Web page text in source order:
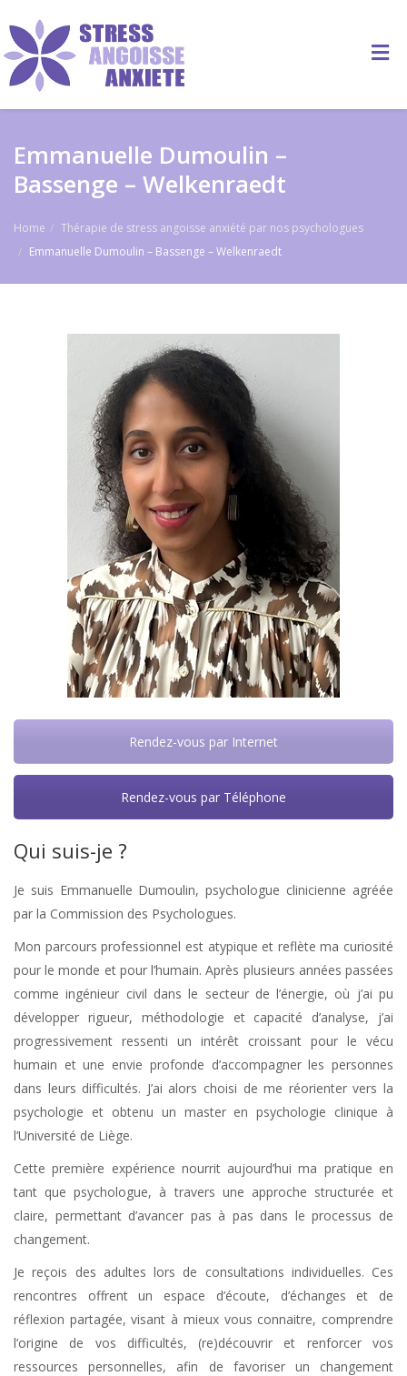
Emmanuelle Dumoulin –
Bassenge – Welkenraedt
Home
Thérapie de stress angoisse anxiété par nos psychologues
Emmanuelle Dumoulin – Bassenge – Welkenraedt
Qui suis-je ?
Je suis Emmanuelle Dumoulin, psychologue clinicienne agréée
par la Commission des Psychologues.
Mon parcours professionnel est atypique et reflète ma curiosité
pour le monde et pour l’humain. Après plusieurs années passées
comme ingénieur civil dans le secteur de l’énergie, où j’ai pu
développer rigueur, méthodologie et capacité d’analyse, j’ai
progressivement ressenti un intérêt croissant pour le vécu
humain et une envie profonde d’accompagner les personnes
dans leurs difficultés. J’ai alors choisi de me réorienter vers la
psychologie et obtenu un master en psychologie clinique à
l’Université de Liège.
Cette première expérience nourrit aujourd’hui ma pratique en
tant que psychologue, à travers une approche structurée et
claire, permettant d’avancer pas à pas dans le processus de
changement.
Je reçois des adultes lors de consultations individuelles. Ces
rencontres offrent un espace d’écoute, d’échanges et de
réflexion partagée, visant à mieux vous connaitre, comprendre
l’origine de vos difficultés, (re)découvrir et renforcer vos
ressources personnelles, afin de favoriser un changement
Rendez-vous par Internet
Rendez-vous par Téléphone